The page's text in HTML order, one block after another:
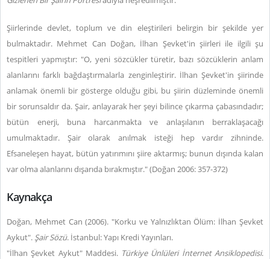
Şiirlerinde devlet, toplum ve din eleştirileri belirgin bir şekilde yer
bulmaktadır. Mehmet Can Doğan, İlhan Şevket'in şiirleri ile ilgili şu
tespitleri yapmıştır: "O, yeni sözcükler türetir, bazı sözcüklerin anlam
alanlarını farklı bağdaştırmalarla zenginleştirir. İlhan Şevket'in şiirinde
anlamak önemli bir gösterge olduğu gibi, bu şiirin düzleminde önemli
bir sorunsaldır da. Şair, anlayarak her şeyi bilince çıkarma çabasındadır;
bütün enerji, buna harcanmakta ve anlaşılanın berraklaşacağı
umulmaktadır. Şair olarak anılmak isteği hep vardır zihninde.
Efsaneleşen hayat, bütün yatırımını şiire aktarmış; bunun dışında kalan
var olma alanlarını dışarıda bırakmıştır." (Doğan 2006: 357-372)
Kaynakça
Doğan, Mehmet Can (2006). "Korku ve Yalnızlıktan Ölüm: İlhan Şevket
Aykut". Şair Sözü. İstanbul: Yapı Kredi Yayınları.
"İlhan Şevket Aykut" Maddesi. Türkiye Ünlüleri İnternet Ansiklopedisi.